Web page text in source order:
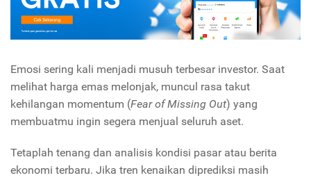
Emosi sering kali menjadi musuh terbesar investor. Saat
melihat harga emas melonjak, muncul rasa takut
kehilangan momentum (Fear of Missing Out) yang
membuatmu ingin segera menjual seluruh aset.
Tetaplah tenang dan analisis kondisi pasar atau berita
ekonomi terbaru. Jika tren kenaikan diprediksi masih